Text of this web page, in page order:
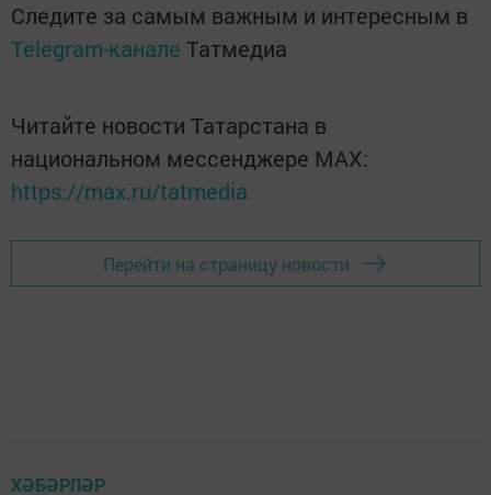
Следите за самым важным и интересным в
Telegram-канале Татмедиа
Читайте новости Татарстана в
национальном мессенджере MАХ:
https://max.ru/tatmedia
Перейти на страницу новости
ХӘБӘРЛӘР